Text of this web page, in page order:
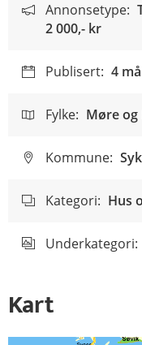
Annonsetype:
2 000,- kr
Publisert: 4
Fylke: Møre og
Kommune:
Kategori: Hus
Underkategori:
Kart